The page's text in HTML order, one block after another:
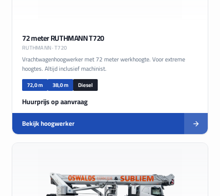
72 meter RUTHMANN T720
RUTHMANN· T720
Vrachtwagenhoogwerker met 72 meter werkhoogte. Voor extreme
hoogtes. Altijd inclusief machinist.
72,0 m 38,0 m Diesel
Huurprijs op aanvraag
Bekijk hoogwerker